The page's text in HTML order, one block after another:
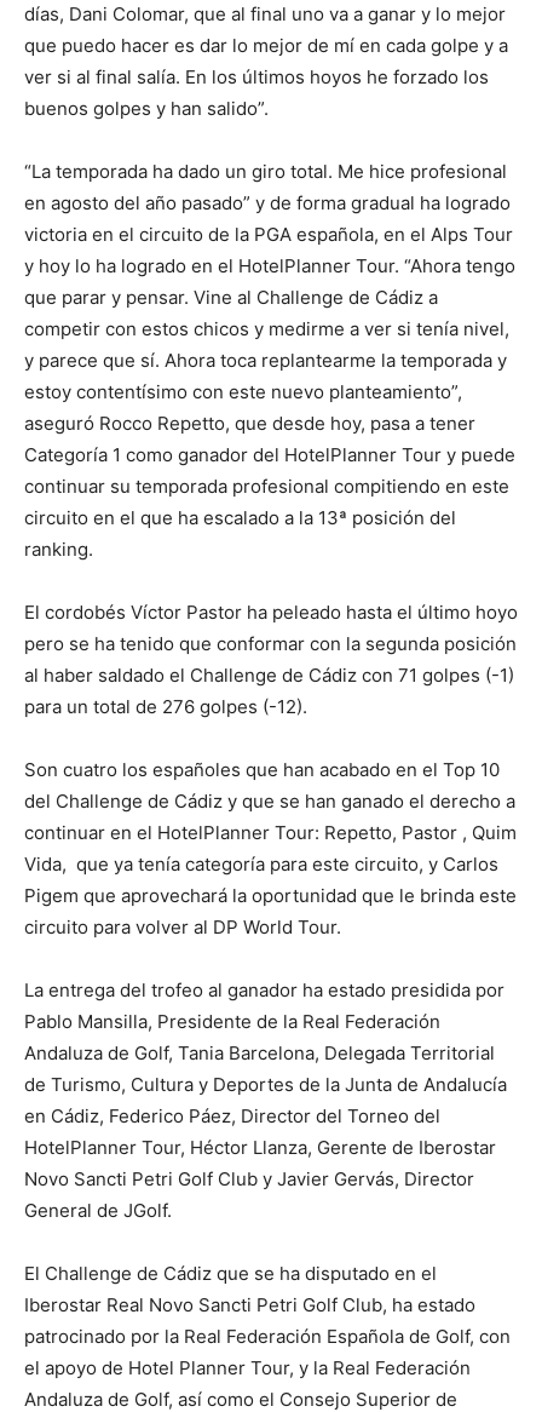
días, Dani Colomar, que al final uno va a ganar y lo mejor
que puedo hacer es dar lo mejor de mí en cada golpe y a
ver si al final salía. En los últimos hoyos he forzado los
buenos golpes y han salido”.
“La temporada ha dado un giro total. Me hice profesional
en agosto del año pasado” y de forma gradual ha logrado
victoria en el circuito de la PGA española, en el Alps Tour
y hoy lo ha logrado en el HotelPlanner Tour. “Ahora tengo
que parar y pensar. Vine al Challenge de Cádiz a
competir con estos chicos y medirme a ver si tenía nivel,
y parece que sí. Ahora toca replantearme la temporada y
estoy contentísimo con este nuevo planteamiento”,
aseguró Rocco Repetto, que desde hoy, pasa a tener
Categoría 1 como ganador del HotelPlanner Tour y puede
continuar su temporada profesional compitiendo en este
circuito en el que ha escalado a la 13ª posición del
ranking.
El cordobés Víctor Pastor ha peleado hasta el último hoyo
pero se ha tenido que conformar con la segunda posición
al haber saldado el Challenge de Cádiz con 71 golpes (-1)
para un total de 276 golpes (-12).
Son cuatro los españoles que han acabado en el Top 10
del Challenge de Cádiz y que se han ganado el derecho a
continuar en el HotelPlanner Tour: Repetto, Pastor , Quim
Vida, que ya tenía categoría para este circuito, y Carlos
Pigem que aprovechará la oportunidad que le brinda este
circuito para volver al DP World Tour.
La entrega del trofeo al ganador ha estado presidida por
Pablo Mansilla, Presidente de la Real Federación
Andaluza de Golf, Tania Barcelona, Delegada Territorial
de Turismo, Cultura y Deportes de la Junta de Andalucía
en Cádiz, Federico Páez, Director del Torneo del
HotelPlanner Tour, Héctor Llanza, Gerente de Iberostar
Novo Sancti Petri Golf Club y Javier Gervás, Director
General de JGolf.
El Challenge de Cádiz que se ha disputado en el
Iberostar Real Novo Sancti Petri Golf Club, ha estado
patrocinado por la Real Federación Española de Golf, con
el apoyo de Hotel Planner Tour, y la Real Federación
Andaluza de Golf, así como el Consejo Superior de